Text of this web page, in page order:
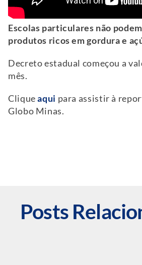
Escolas particulares não
produtos ricos em gordura e
Decreto estadual começou a
mês.
Cliqueaqui para assistir à
Globo Minas.
Posts